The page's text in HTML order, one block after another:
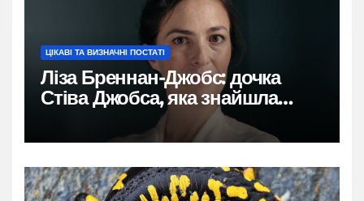
ЦІКАВІ ТА ВИЗНАЧНІ ПОСТАТІ
Ліза Бреннан-Джобс: дочка
Стіва Джобса, яка знайшла
власний голос